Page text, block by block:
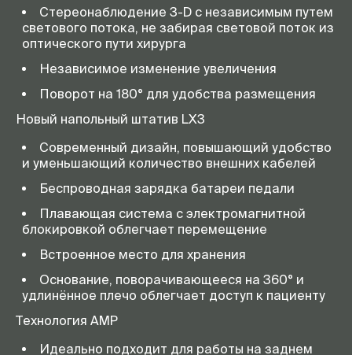
Стереонаблюдение 3-D с независимым путем
светового потока, не забирая световой поток из
оптического пути хирурга
Независимое изменение увеличения
Поворот на 180° для удобства размещения
Новый напольный штатив LX3
Современный дизайн, повышающий удобство
и уменьшающий количество внешних кабелей
Беспроводная зарядка батареи педали
Плавающая система с электромагнитной
блокировкой облегчает перемещение
Встроенное место для хранения
Основание, поворачивающееся на 360° и
удлинённое плечо облегчает доступ к пациенту
Технология AMP
Идеально подходит для работы на заднем